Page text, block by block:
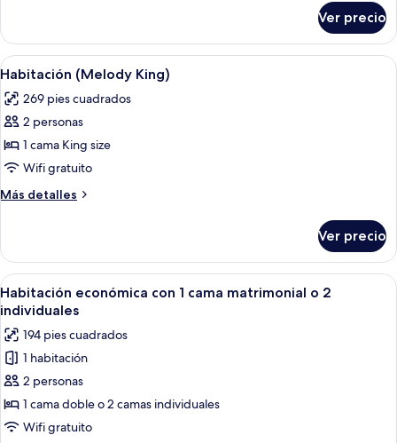
(Melody
Queen)
Ver precio
Abrir
todas
las
fotos
de
Habitación
(Melody
King)
Una habitación de hotel moderna
5
Habitación (Melody King)
269 pies cuadrados
2 personas
1 cama King size
Wifi gratuito
Más detalles
Más
(Melody
King)
Ver precio
Abrir
todas
las
fotos
de
Habitación
económica
con
Habitación de hotel con dos camas,
5
Habitación económica con 1 cama matrimonial o 2
individuales
194 pies cuadrados
1 habitación
2 personas
1 cama doble o 2 camas individuales
Wifi gratuito